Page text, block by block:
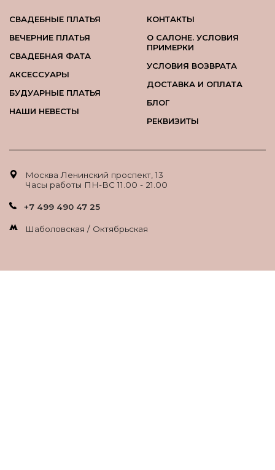
СВАДЕБНЫЕ ПЛАТЬЯ
ВЕЧЕРНИЕ ПЛАТЬЯ
СВАДЕБНАЯ ФАТА
АКСЕССУАРЫ
БУДУАРНЫЕ ПЛАТЬЯ
НАШИ НЕВЕСТЫ
КОНТАКТЫ
О САЛОНЕ. УСЛОВИЯ
ПРИМЕРКИ
УСЛОВИЯ ВОЗВРАТА
ДОСТАВКА И ОПЛАТА
БЛОГ
РЕКВИЗИТЫ
Москва Ленинский проспект, 13
Часы работы ПН-ВС 11.00 - 21.00
+7 499 490 47 25
Шаболовская / Октябрьская